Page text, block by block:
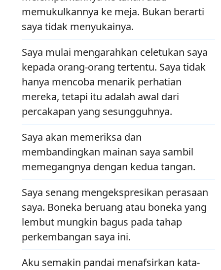
memukulkannya ke meja. Bukan berarti
saya tidak menyukainya.
Saya mulai mengarahkan celetukan saya
kepada orang-orang tertentu. Saya tidak
hanya mencoba menarik perhatian
mereka, tetapi itu adalah awal dari
percakapan yang sesungguhnya.
Saya akan memeriksa dan
membandingkan mainan saya sambil
memegangnya dengan kedua tangan.
Saya senang mengekspresikan perasaan
saya. Boneka beruang atau boneka yang
lembut mungkin bagus pada tahap
perkembangan saya ini.
Aku semakin pandai menafsirkan kata-